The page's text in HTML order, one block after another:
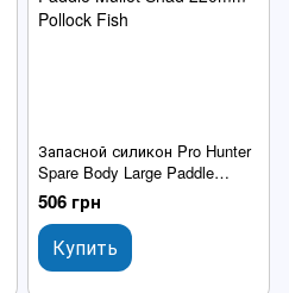
Запасной силикон Pro Hunter
Spare Body Large Paddle
Mullet Shad 220mm Pollock
Fish
506 грн
Купить